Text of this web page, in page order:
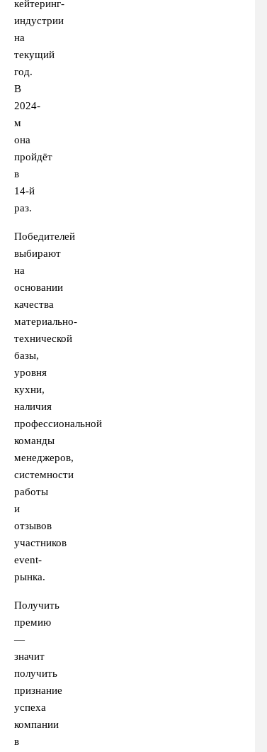
кейтеринг-
индустрии
на
текущий
год.
В
2024-
м
она
пройдёт
в
14-й
раз.
Победителей
выбирают
на
основании
качества
материально-
технической
базы,
уровня
кухни,
наличия
профессиональной
команды
менеджеров,
системности
работы
и
отзывов
участников
event-
рынка.
Получить
премию
—
значит
получить
признание
успеха
компании
в